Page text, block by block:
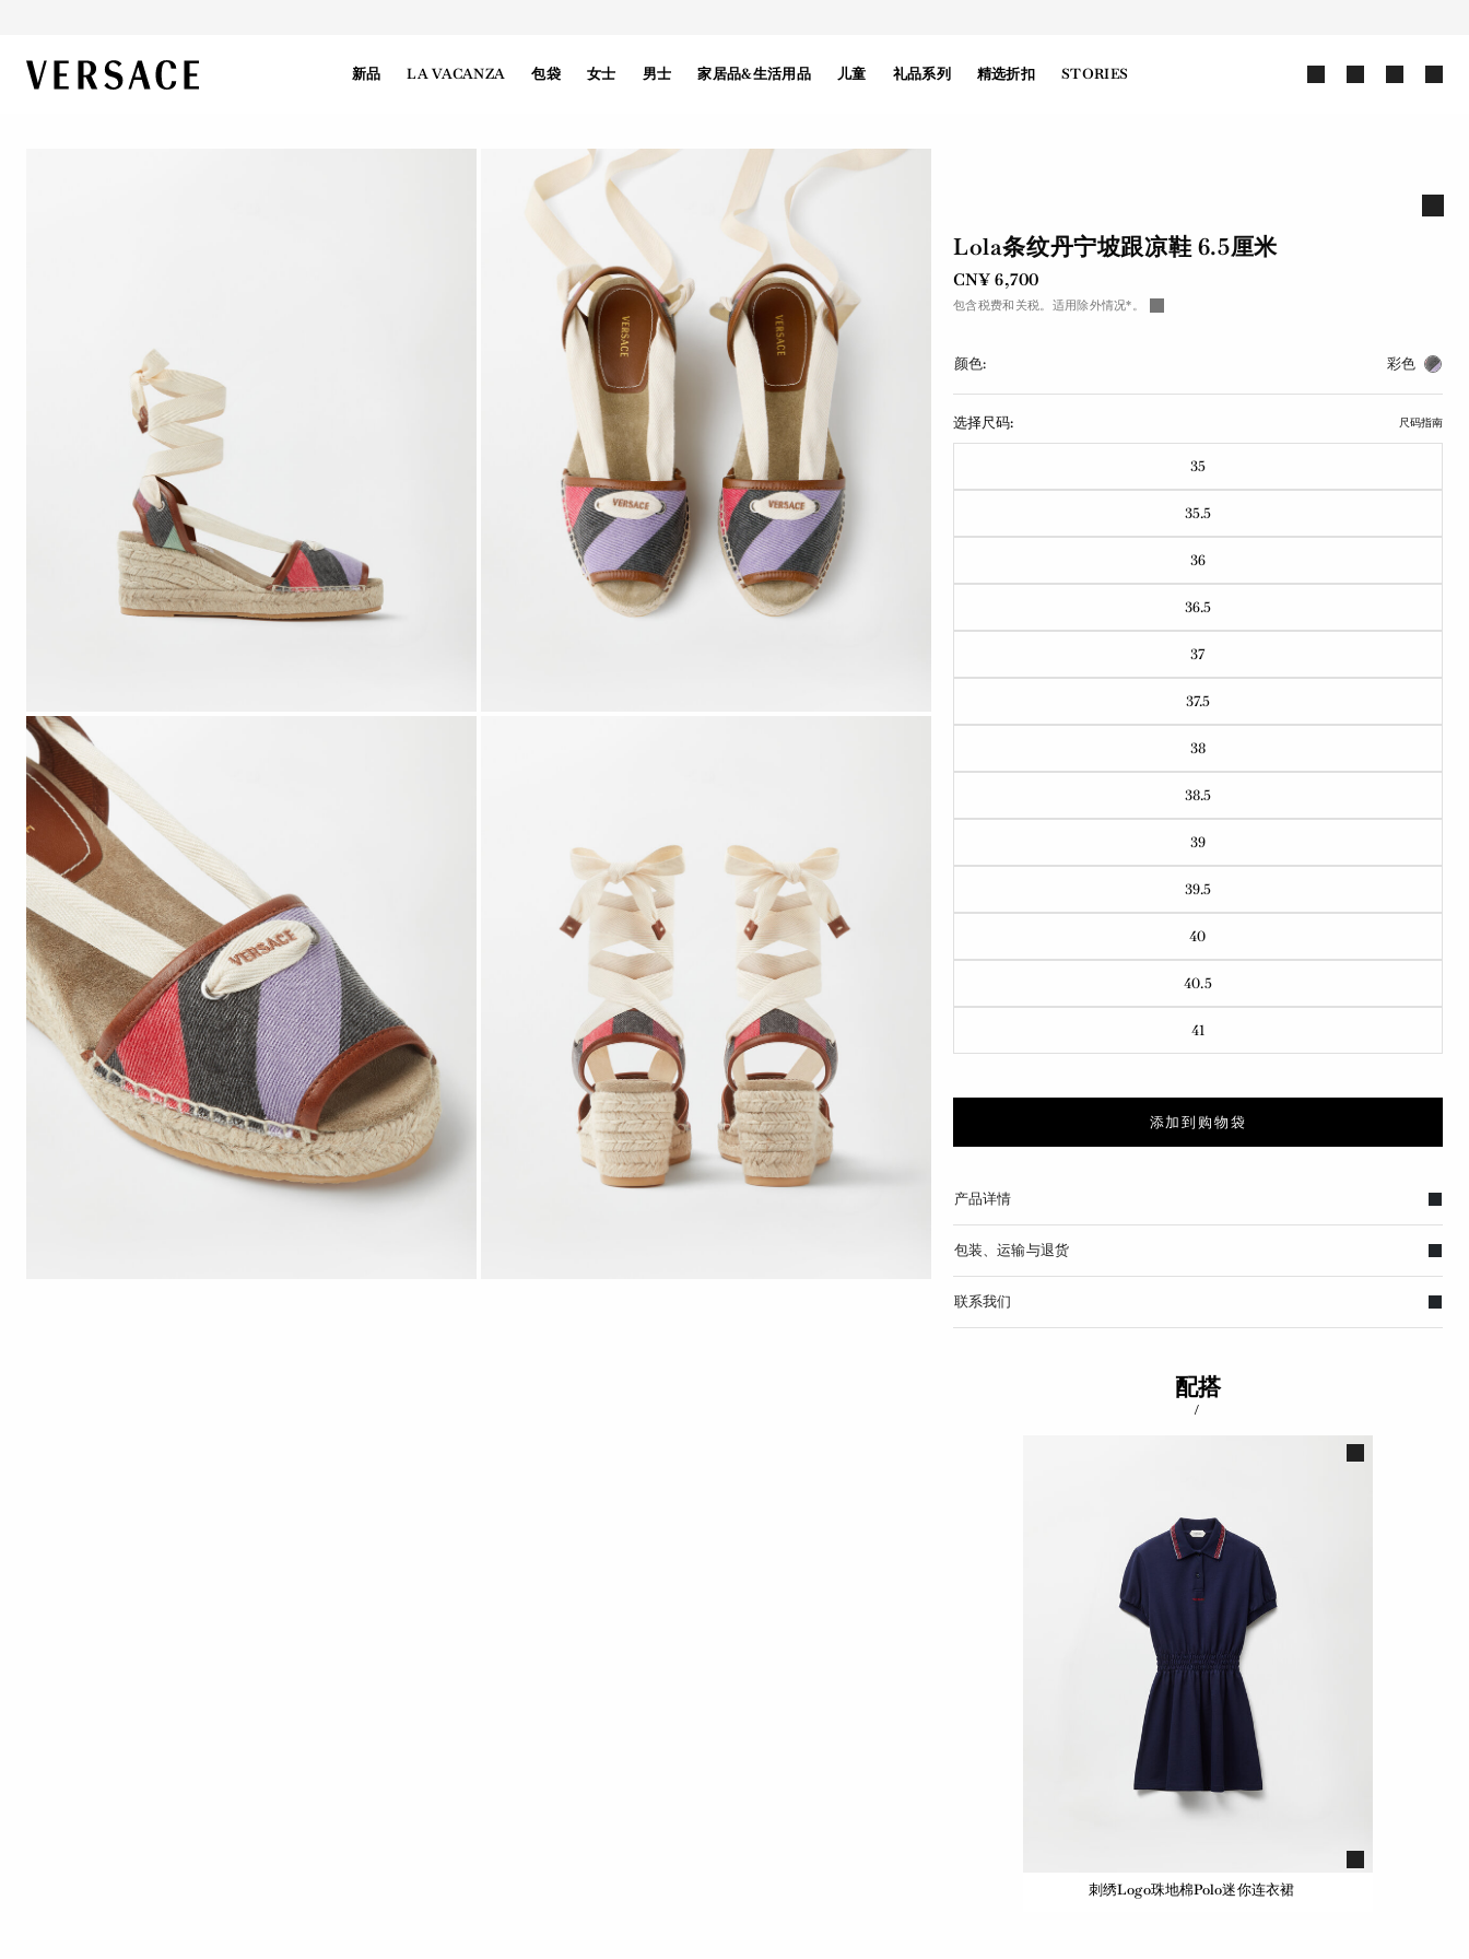
VERSACE | 主页 新品 LA VACANZA 包袋 女士 男士 家居品&生活用品 儿童 礼品系列 精选折扣 STORIES
Lola条纹丹宁坡跟凉鞋 6.5厘米
CN¥ 6,700
包含税费和关税。适用除外情况*。
颜色: 彩色
选择尺码: 尺码指南
35
35.5
36
36.5
37
37.5
38
38.5
39
39.5
40
40.5
41
添加到购物袋
产品详情
包装、运输与退货
联系我们
配搭
/
刺绣Logo珠地棉Polo迷你连衣裙